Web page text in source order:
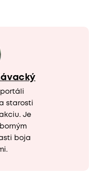
starosti
Je
boja